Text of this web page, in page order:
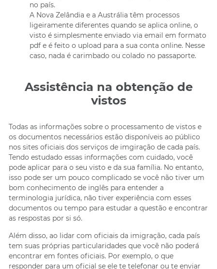
no país.
A Nova Zelândia e a Austrália têm processos
ligeiramente diferentes quando se aplica online, o
visto é simplesmente enviado via email em formato
pdf e é feito o upload para a sua conta online. Nesse
caso, nada é carimbado ou colado no passaporte.
Assistência na obtenção de
vistos
Todas as informações sobre o processamento de vistos e
os documentos necessários estão disponíveis ao público
nos sites oficiais dos serviços de imgiração de cada país.
Tendo estudado essas informações com cuidado, você
pode aplicar para o seu visto e da sua família. No entanto,
isso pode ser um pouco complicado se você não tiver um
bom conhecimento de inglês para entender a
terminologia jurídica, não tiver experiência com esses
documentos ou tempo para estudar a questão e encontrar
as respostas por si só.
Além disso, ao lidar com oficiais da imigração, cada país
tem suas próprias particularidades que você não poderá
encontrar em fontes oficiais. Por exemplo, o que
responder para um oficial se ele te telefonar ou te enviar